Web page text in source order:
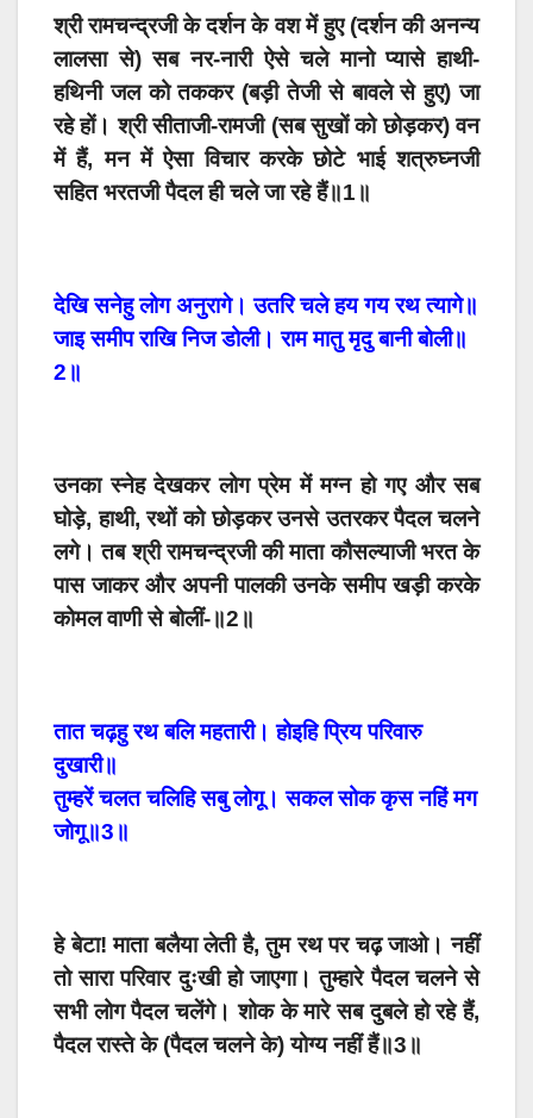
श्री रामचन्द्रजी के दर्शन के वश में हुए (दर्शन की अनन्य
लालसा से) सब नर-नारी ऐसे चले मानो प्यासे हाथी-
हथिनी जल को तककर (बड़ी तेजी से बावले से हुए) जा
रहे हों। श्री सीताजी-रामजी (सब सुखों को छोड़कर) वन
में हैं, मन में ऐसा विचार करके छोटे भाई शत्रुघ्नजी
सहित भरतजी पैदल ही चले जा रहे हैं॥1॥
देखि सनेहु लोग अनुरागे। उतरि चले हय गय रथ त्यागे॥
जाइ समीप राखि निज डोली। राम मातु मृदु बानी बोली॥
2॥
उनका स्नेह देखकर लोग प्रेम में मग्न हो गए और सब
घोड़े, हाथी, रथों को छोड़कर उनसे उतरकर पैदल चलने
लगे। तब श्री रामचन्द्रजी की माता कौसल्याजी भरत के
पास जाकर और अपनी पालकी उनके समीप खड़ी करके
कोमल वाणी से बोलीं-॥2॥
तात चढ़हु रथ बलि महतारी। होइहि प्रिय परिवारु
दुखारी॥
तुम्हरें चलत चलिहि सबु लोगू। सकल सोक कृस नहिं मग
जोगू॥3॥
हे बेटा! माता बलैया लेती है, तुम रथ पर चढ़ जाओ। नहीं
तो सारा परिवार दुःखी हो जाएगा। तुम्हारे पैदल चलने से
सभी लोग पैदल चलेंगे। शोक के मारे सब दुबले हो रहे हैं,
पैदल रास्ते के (पैदल चलने के) योग्य नहीं हैं॥3॥